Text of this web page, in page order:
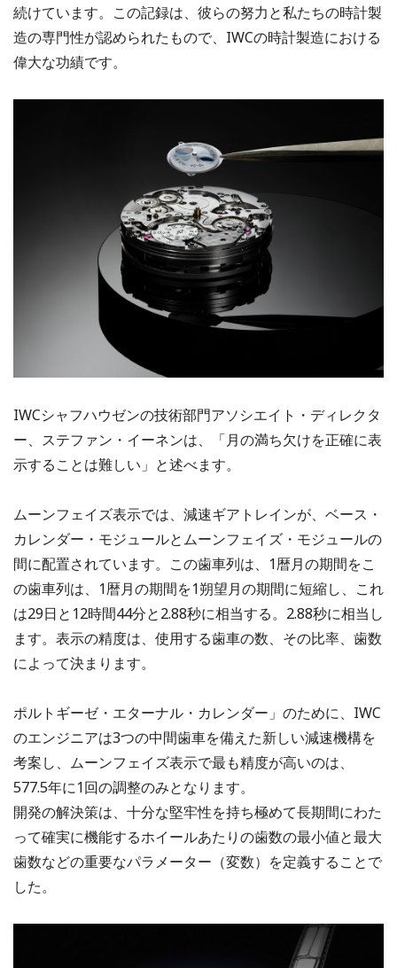
続けています。この記録は、彼らの努力と私たちの時計製
造の専門性が認められたもので、IWCの時計製造における
偉大な功績です。
IWCシャフハウゼンの技術部門アソシエイト・ディレクタ
ー、ステファン・イーネンは、「月の満ち欠けを正確に表
示することは難しい」と述べます。
ムーンフェイズ表示では、減速ギアトレインが、ベース・
カレンダー・モジュールとムーンフェイズ・モジュールの
間に配置されています。この歯車列は、1暦月の期間をこ
の歯車列は、1暦月の期間を1朔望月の期間に短縮し、これ
は29日と12時間44分と2.88秒に相当する。2.88秒に相当し
ます。表示の精度は、使用する歯車の数、その比率、歯数
によって決まります。
ポルトギーゼ・エターナル・カレンダー」のために、IWC
のエンジニアは3つの中間歯車を備えた新しい減速機構を
考案し、ムーンフェイズ表示で最も精度が高いのは、
577.5年に1回の調整のみとなります。
開発の解決策は、十分な堅牢性を持ち極めて長期間にわた
って確実に機能するホイールあたりの歯数の最小値と最大
歯数などの重要なパラメーター（変数）を定義することで
した。